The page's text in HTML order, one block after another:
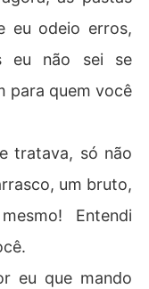
eu odeio erros,
eu não sei se
para quem você
tratava, só não
um bruto,
Entendi
eu que mando